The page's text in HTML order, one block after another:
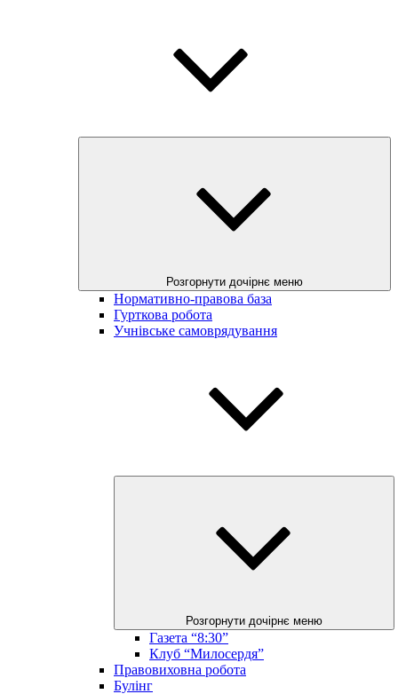
Розгорнути дочірнє меню
Нормативно-правова база
Гурткова робота
Учнівське самоврядування
Розгорнути дочірнє меню
Газета “8:30”
Клуб “Милосердя”
Правовиховна робота
Булінг